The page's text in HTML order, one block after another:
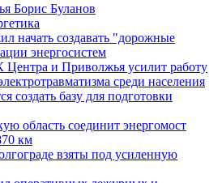
Борис Буланов
начать создавать "дорожные
энергосистем
и Приволжья усилит работу
среди населения
создать базу для подготовки
область соединит энергомост
км
взяты под усиленную